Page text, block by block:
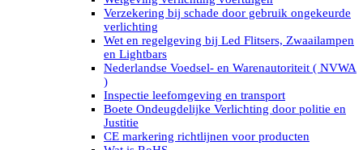
Led werklampen in Subcategorieën
LED WERKVERLICHTING
LED’s work werklamp met accu
LED’s work werklamp portable 220V
LED’s work werklamp Hybride
Led lichtslang 220 Volt
LED’s work werklamp met statief 220V
LED’s light PRO schijnwerpers 220V
LED High Bay verlichting 220V
Subcategorieën Led werkverlichting
LED SIGNALISATIE
Verzekering bij schade door gebruik ongekeurde
verlichting
Wet en regelgeving bij Led Flitsers, Zwaailampen
en Lightbars
Nederlandse Voedsel- en Warenautoriteit ( NVWA
)
Inspectie leefomgeving en transport
Boete Ondeugdelijke Verlichting door politie en
Justitie
CE markering richtlijnen voor producten